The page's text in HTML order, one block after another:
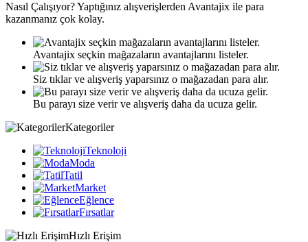
Nasıl Çalışıyor?Yaptığınız alışverişlerden Avantajix ile para
kazanmanız çok kolay.
Avantajix seçkin mağazaların avantajlarını listeler.
Siz tıklar ve alışveriş yaparsınız o mağazadan para alır.
Bu parayı size verir ve alışveriş daha da ucuza gelir.
Kategoriler
Teknoloji
Moda
Tatil
Market
Eğlence
Fırsatlar
Hızlı Erişim